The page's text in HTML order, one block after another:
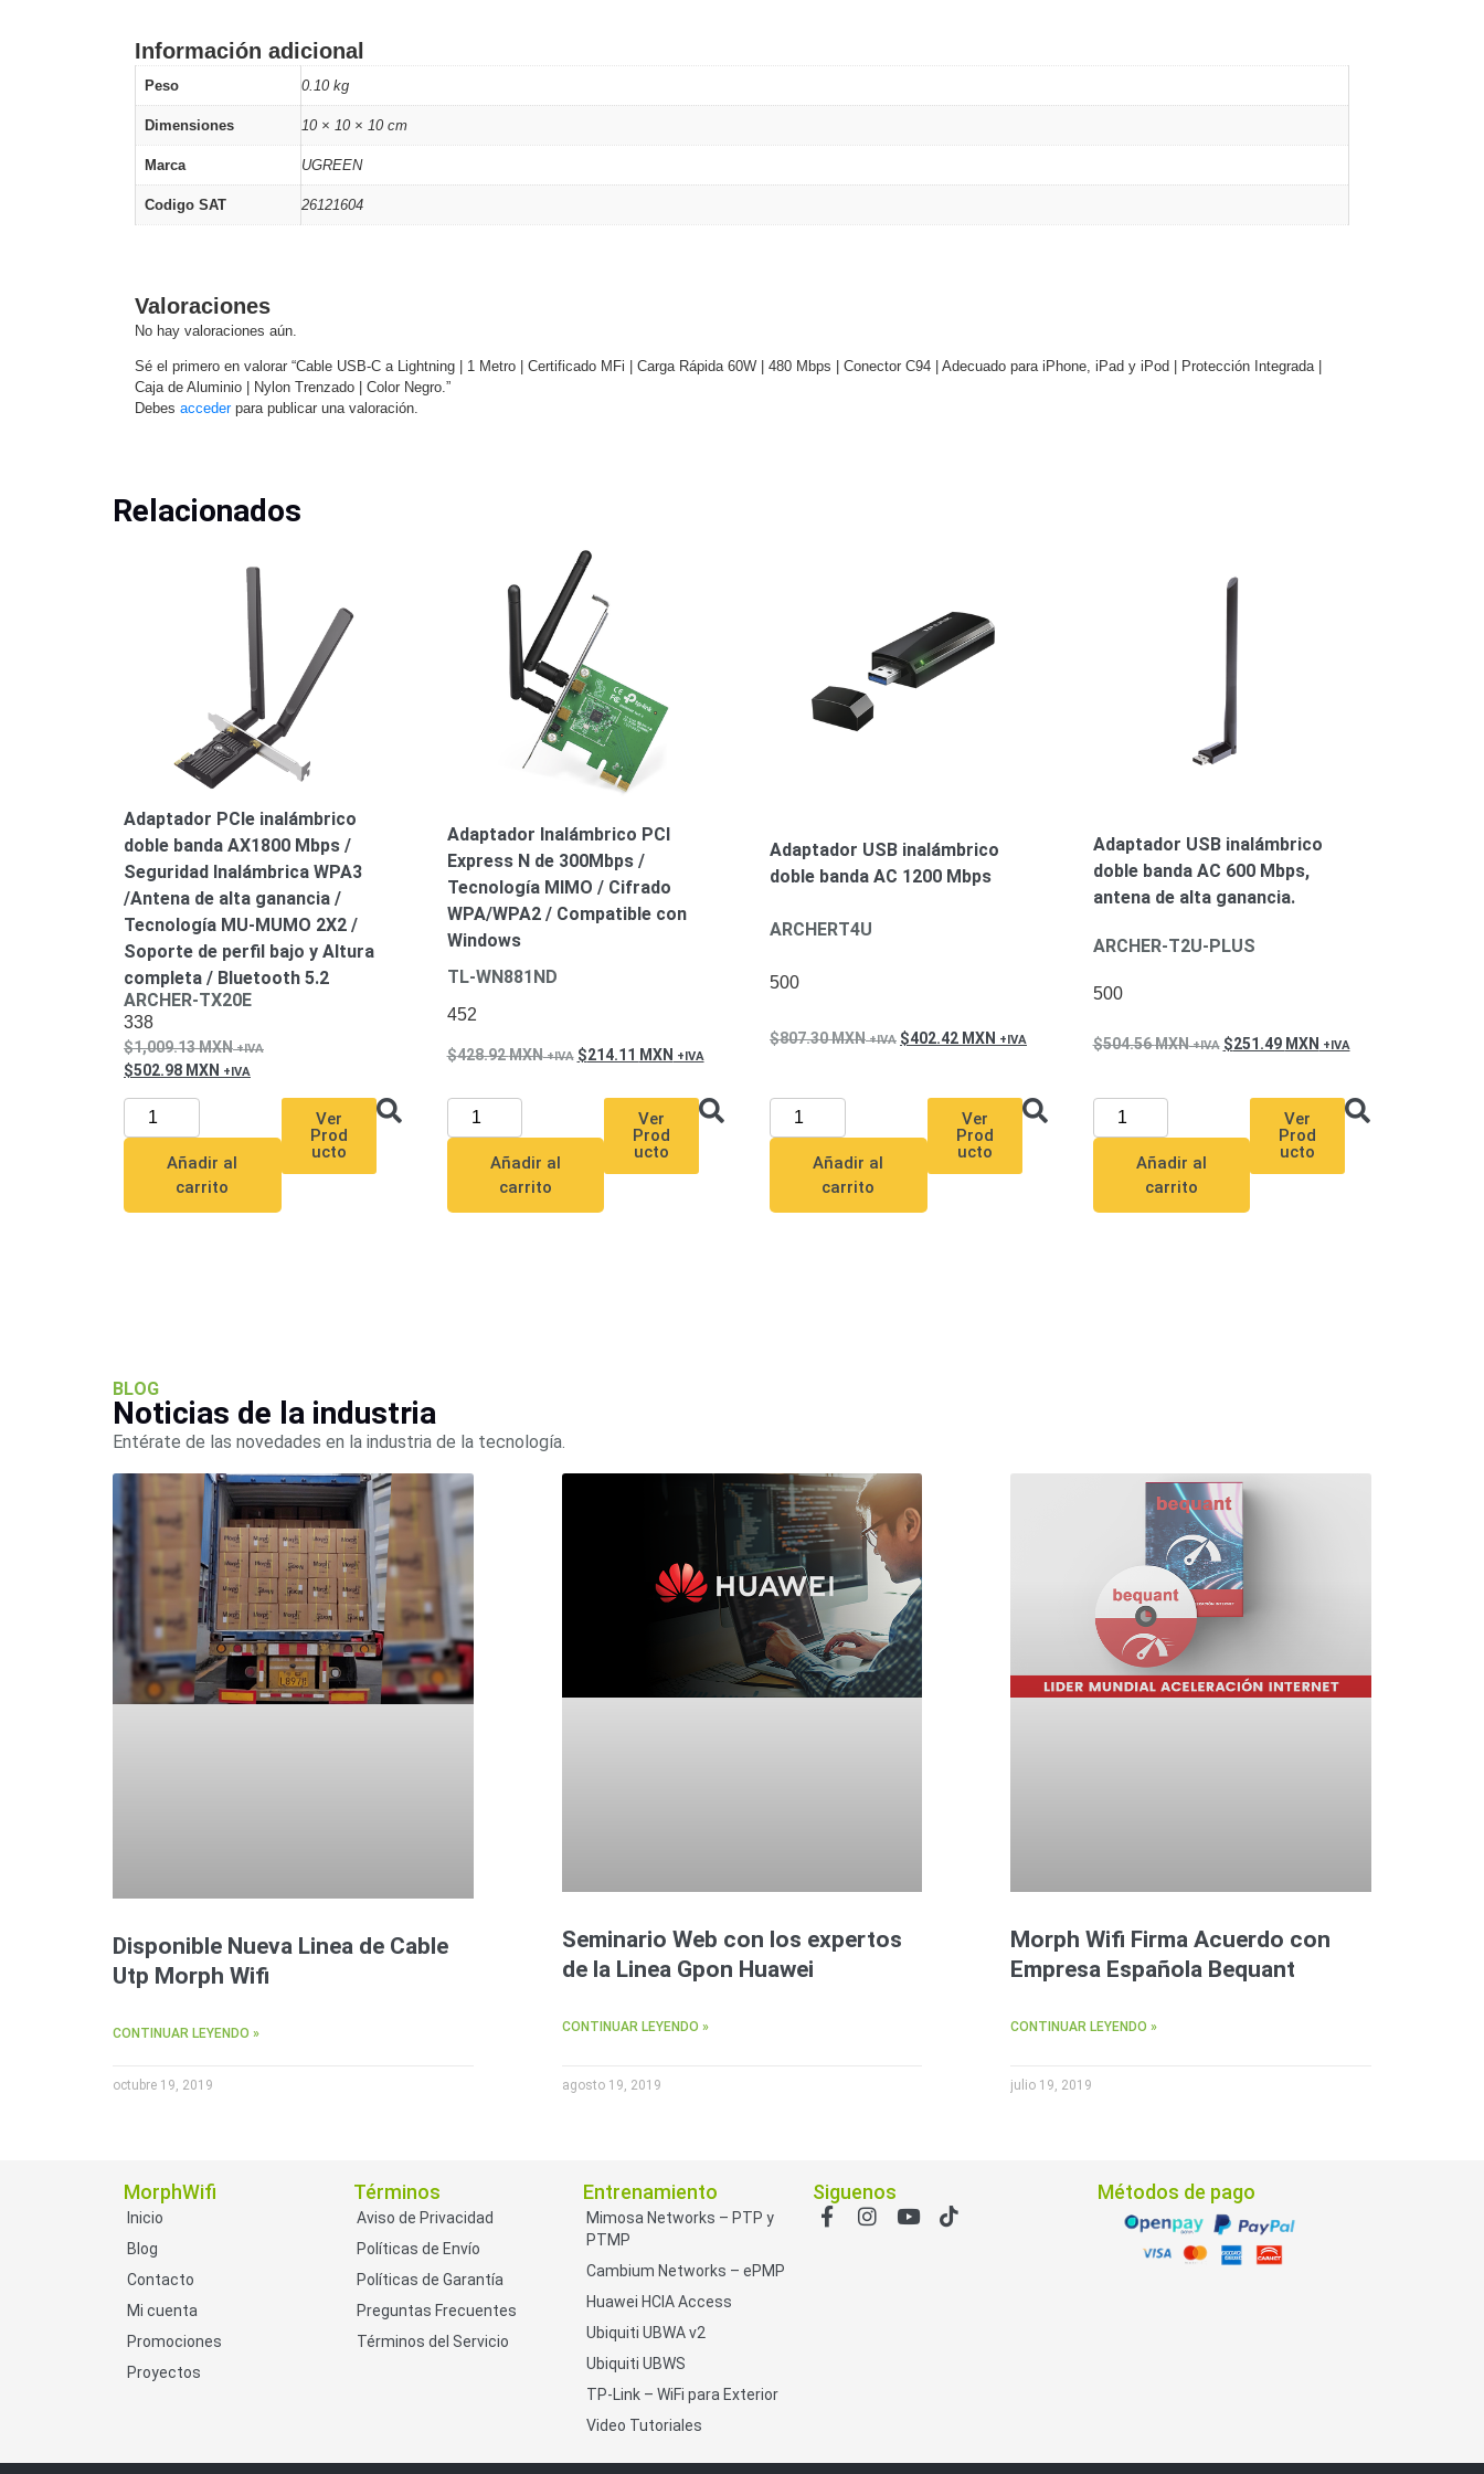
Videograbadoras Móviles, Dash Cams y Body Cams
Accesorios Body Cams (Portátiles)
Videoporteros e Interfonos
Accesorios Intercomunicadores
Información adicional
Peso 0.10 kg
Dimensiones 10 × 10 × 10 cm
Marca UGREEN
Codigo SAT 26121604
Valoraciones
No hay valoraciones aún.
Sé el primero en valorar “Cable USB-C a Lightning | 1 Metro | Certificado MFi | Carga Rápida 60W | 480 Mbps | Conector C94 | Adecuado para iPhone, iPad y iPod | Protección Integrada |
Caja de Aluminio | Nylon Trenzado | Color Negro.”
Debes accederpara publicar una valoración.
Relacionados
Adaptador PCIe inalámbrico
doble banda AX1800 Mbps /
Seguridad Inalámbrica WPA3
/Antena de alta ganancia /
Tecnología MU-MUMO 2X2 /
Soporte de perfil bajo y Altura
completa / Bluetooth 5.2
ARCHER-TX20E
338
1,009.13MXN
502.98 MXN
Añadir al
carrito
Ver
Prod
ucto
Adaptador Inalámbrico PCI
Express N de 300Mbps /
Tecnología MIMO / Cifrado
WPA/WPA2 / Compatible con
Windows
TL-WN881ND
452
428.92MXN 214.11 MXN
Añadir al
carrito
Ver
Prod
ucto
Adaptador USB inalámbrico
doble banda AC 1200 Mbps
ARCHERT4U
500
807.30MXN 402.42 MXN
Añadir al
carrito
Ver
Prod
ucto
Adaptador USB inalámbrico
doble banda AC 600 Mbps,
antena de alta ganancia.
ARCHER-T2U-PLUS
500
504.56MXN 251.49 MXN
Añadir al
carrito
Ver
Prod
ucto
BLOG
Noticias de la industria
Entérate de las novedades en la industria de la tecnología.
Disponible Nueva Linea de Cable
Utp Morph Wifi
CONTINUAR LEYENDO »
octubre 19, 2019
Seminario Web con los expertos
de la Linea Gpon Huawei
CONTINUAR LEYENDO »
agosto 19, 2019
Morph Wifi Firma Acuerdo con
Empresa Española Bequant
CONTINUAR LEYENDO »
julio 19, 2019
MorphWifi
Inicio
Blog
Contacto
Mi cuenta
Promociones
Proyectos
Términos
Aviso de Privacidad
Políticas de Envío
Políticas de Garantía
Preguntas Frecuentes
Términos del Servicio
Entrenamiento
Mimosa Networks – PTP y
PTMP
Cambium Networks – ePMP
Huawei HCIA Access
Ubiquiti UBWA v2
Ubiquiti UBWS
TP-Link – WiFi para Exterior
Video Tutoriales
Siguenos Métodos de pago